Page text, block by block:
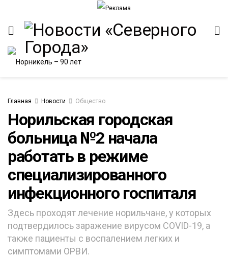
Главная Новости Общество
Норильская городская
больница №2 начала
работать в режиме
специализированного
инфекционного госпиталя
Здесь проходят лечение норильчане, у которых
подтвердилось заражение вирусом COVID-19, а
также пациенты с воспалением легких и
симптомами ОРВИ.